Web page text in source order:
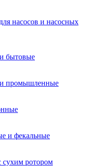
насосов и насосных
бытовые
промышленные
и фекальные
ротором